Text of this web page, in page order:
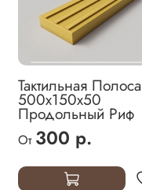
Тактильная Полоса
500х150х50
Продольный Риф
От 300 р.